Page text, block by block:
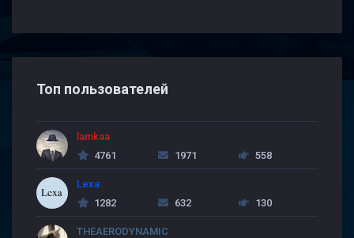
Топ пользователей
lamkaa
4761
1971 558
Lexa
1282
632 130
THEAERODYNAMIC